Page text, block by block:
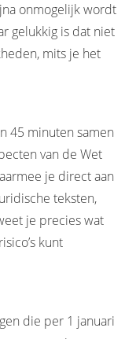
onmogelijk wordt
gelukkig is dat niet
mits je het
45 minuten samen
van de Wet
je direct aan
teksten,
je precies wat
kunt
die per 1 januari